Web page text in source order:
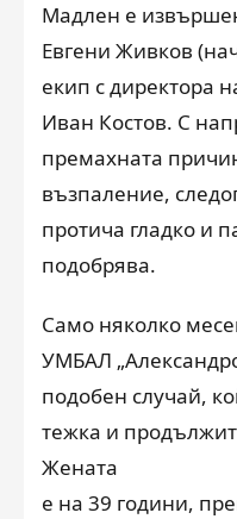
Мадлен е
Евгени Живков
екип с директора
Иван Костов. С
премахната
възпаление,
протича гладко и
подобрява.
Само няколко
УМБАЛ
подобен случай,
тежка и
Жената
е на 39 години,